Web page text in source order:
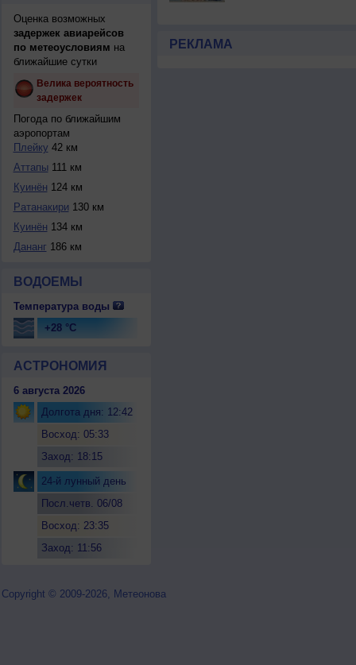
Оценка возможных
задержек авиарейсов
по метеоусловиям на
ближайшие сутки
Велика вероятность
задержек
Погода по ближайшим
аэропортам
Плейку 42 км
Аттапы111 км
Куинён 124 км
Ратанакири 130 км
Куинён 134 км
Дананг 186 км
ВОДОЕМЫ
Температура воды
+28 °C
АСТРОНОМИЯ
6 августа 2026
Долгота дня: 12:42
Восход: 05:33
Заход: 18:15
24-й лунный день
Посл.четв. 06/08
Восход: 23:35
Заход: 11:56
РЕКЛАМА
Copyright © 2009-2026, Метеонова